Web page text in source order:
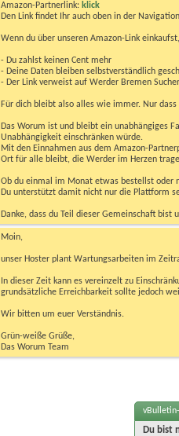
Amazon-Partnerlink: klick
Den Link findet Ihr auch oben in der
Wenn du über unseren Amazon-Link
- Du zahlst keinen Cent mehr
- Deine Daten bleiben selbstverständlich
- Der Link verweist auf Werder Bremen
Für dich bleibt also alles wie immer. Nur
Das Worum ist und bleibt ein unabhängiges
Unabhängigkeit einschränken würde.
Mit den Einnahmen aus dem Amazon-
Ort für alle bleibt, die Werder im Herzen
Ob du einmal im Monat etwas bestellst oder
Du unterstützt damit nicht nur die Plattform
Danke, dass du Teil dieser Gemeinschaft
Moin,
unser Hoster plant Wartungsarbeiten im
In dieser Zeit kann es vereinzelt zu
grundsätzliche Erreichbarkeit sollte jedoch
Wir bitten um euer Verständnis.
Grün-weiße Grüße,
Das Worum Team
Du bist